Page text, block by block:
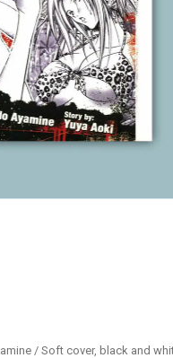
/ Soft cover, black and